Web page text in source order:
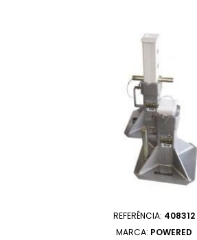
REFERÊNCIA: 408312
MARCA: POWERED